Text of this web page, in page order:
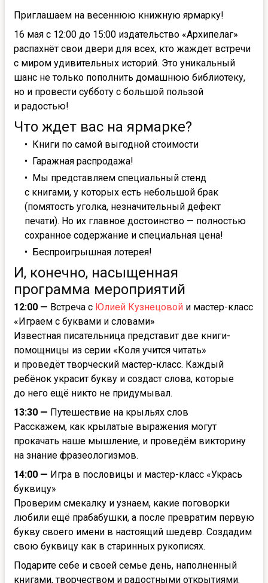
Приглашаем на весеннюю книжную ярмарку!
16 мая с 12:00 до 15:00 издательство «Архипелаг»
распахнёт свои двери для всех, кто жаждет встречи
с миром удивительных историй. Это уникальный
шанс не только пополнить домашнюю библиотеку,
но и провести субботу с большой пользой
и радостью!
Что ждет вас на ярмарке?
Книги по самой выгодной стоимости
Гаражная распродажа!
Мы представляем специальный стенд
с книгами, у которых есть небольшой брак
(помятость уголка, незначительный дефект
печати). Но их главное достоинство — полностью
сохранное содержание и специальная цена!
Беспроигрышная лотерея!
И, конечно, насыщенная
программа мероприятий
12:00 — Встреча с Юлией Кузнецовой и мастер-класс
«Играем с буквами и словами»
Известная писательница представит две книги-
помощницы из серии «Коля учится читать»
и проведёт творческий мастер-класс. Каждый
ребёнок украсит букву и создаст слова, которые
до него ещё никто не придумывал.
13:30 — Путешествие на крыльях слов
Расскажем, как крылатые выражения могут
прокачать наше мышление, и проведём викторину
на знание фразеологизмов.
14:00 — Игра в пословицы и мастер-класс «Укрась
буквицу»
Проверим смекалку и узнаем, какие поговорки
любили ещё прабабушки, а после превратим первую
букву своего имени в настоящий шедевр. Создадим
свою буквицу как в старинных рукописях.
Подарите себе и своей семье день, наполненный
книгами, творчеством и радостными открытиями.